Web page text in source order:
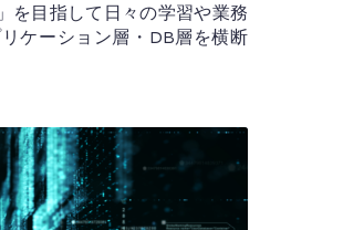
を目指して日々の学習や業務
ケーション層・DB層を横断